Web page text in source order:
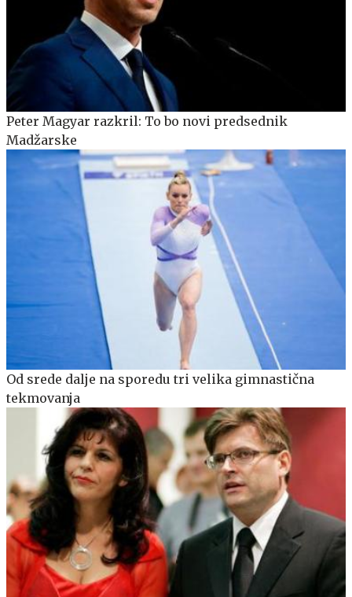
Peter Magyar razkril: To bo novi predsednik
Madžarske
Od srede dalje na sporedu tri velika gimnastična
tekmovanja